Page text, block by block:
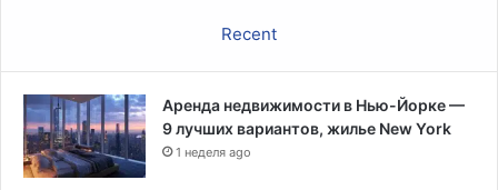
д
и
н
у
Recent
Аренда недвижимости в Нью-Йорке —
9 лучших вариантов, жилье New York
1 неделя ago